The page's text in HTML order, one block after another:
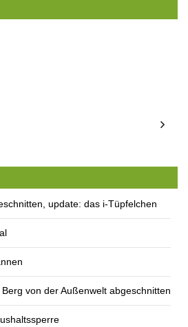
update: das i-Tüpfelchen
von der Außenwelt abgeschnitten